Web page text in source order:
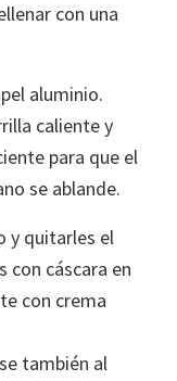
con una
aluminio.
caliente y
para que el
se ablande.
y quitarles el
con cáscara en
con crema
también al